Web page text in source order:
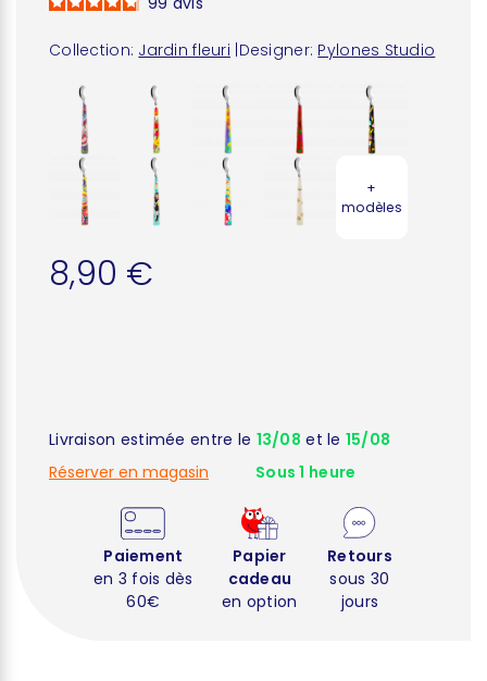
Collection: Jardin fleuri Designer: Pylones Studio
+
modèles
8,90 €
Livraison estimée entre le 13/08 et le 15/08
Réserver en magasin
Sous 1 heure
Paiement
en 3 fois dès
60€
Papier
cadeau
en option
Retours
sous 30
jours